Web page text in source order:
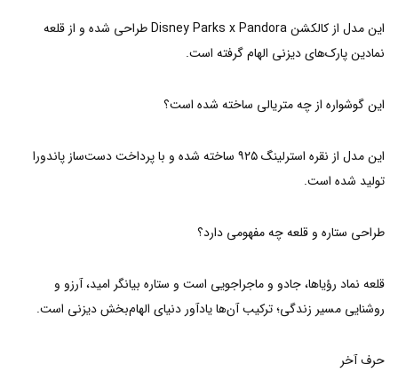
این مدل از کالکشن Disney Parks x Pandora طراحی شده و از قلعه
نمادین پارک‌های دیزنی الهام گرفته است.
این گوشواره از چه متریالی ساخته شده است؟
این مدل از نقره استرلینگ ۹۲۵ ساخته شده و با پرداخت دست‌ساز پاندورا
تولید شده است.
طراحی ستاره و قلعه چه مفهومی دارد؟
قلعه نماد رؤیاها، جادو و ماجراجویی است و ستاره بیانگر امید، آرزو و
روشنایی مسیر زندگی؛ ترکیب آن‌ها یادآور دنیای الهام‌بخش دیزنی است.
حرف آخر